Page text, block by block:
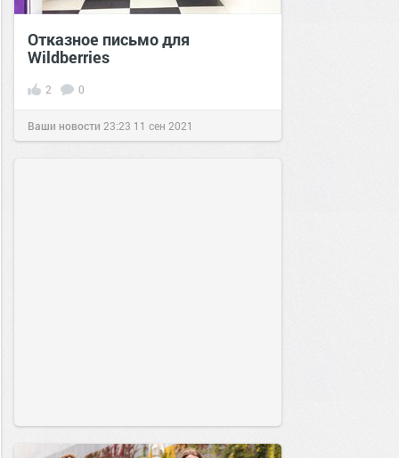
Отказное письмо для
Wildberries
2 0
Ваши новости 23:23 11 сен 2021